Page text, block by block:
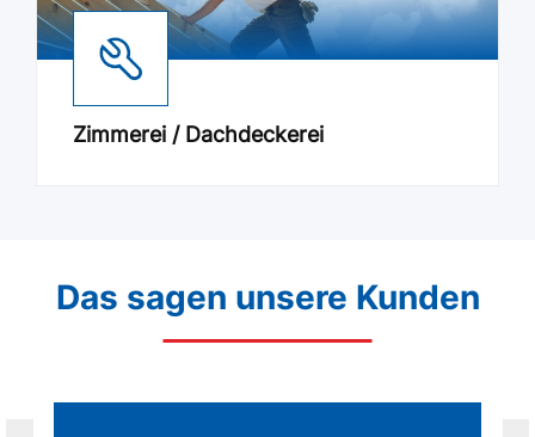
Zimmerei / Dachdeckerei
Das sagen unsere Kunden